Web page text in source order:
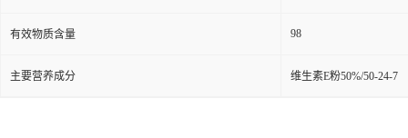
有效物质含量 98
主要营养成分 维生素E粉50%/50-24-7